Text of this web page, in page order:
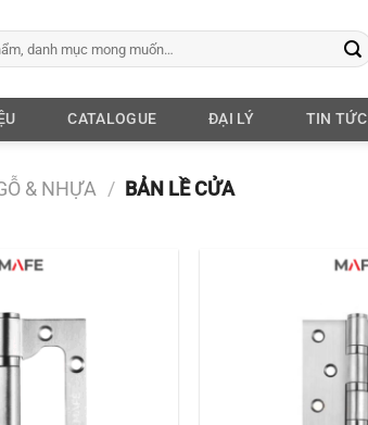
CATALOGUE ĐẠI LÝ TIN TỨC
& NHỰA / BẢN LỀ CỬA